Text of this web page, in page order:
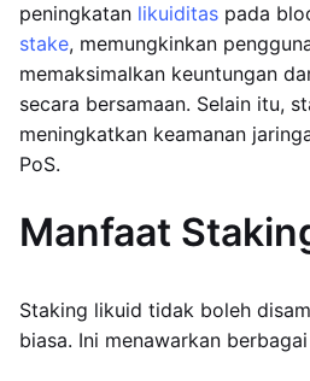
peningkatan likuiditas pada
stake, memungkinkan
memaksimalkan keuntungan
secara bersamaan. Selain itu,
meningkatkan keamanan
PoS.
Manfaat
Staking likuid tidak boleh
biasa. Ini menawarkan